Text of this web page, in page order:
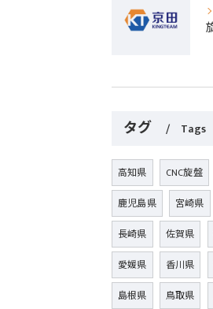
タグ Tags
高知県 CNC旋盤
鹿児島県
宮崎県
長崎県
佐賀県
愛媛県
香川県
島根県
鳥取県